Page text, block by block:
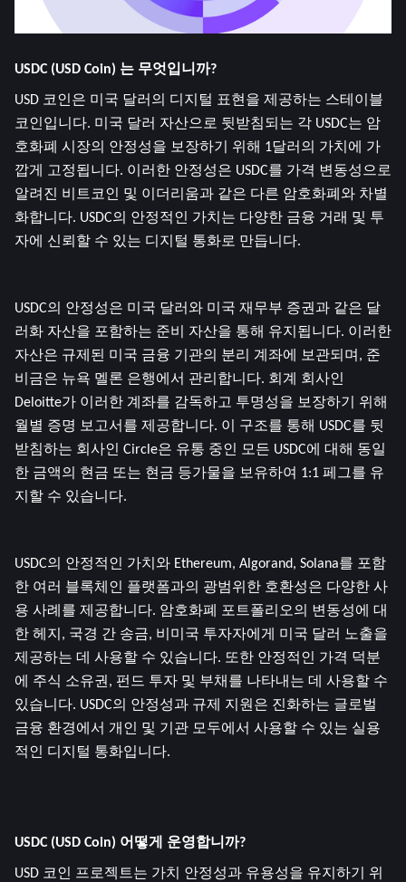
USDC (USD Coin) 는 무엇입니까?
USD 코인은 미국 달러의 디지털 표현을 제공하는 스테이블
코인입니다. 미국 달러 자산으로 뒷받침되는 각 USDC는 암
호화폐 시장의 안정성을 보장하기 위해 1달러의 가치에 가
깝게 고정됩니다. 이러한 안정성은 USDC를 가격 변동성으로
알려진 비트코인 ​​및 이더리움과 같은 다른 암호화폐와 차별
화합니다. USDC의 안정적인 가치는 다양한 금융 거래 및 투
자에 신뢰할 수 있는 디지털 통화로 만듭니다.
USDC의 안정성은 미국 달러와 미국 재무부 증권과 같은 달
러화 자산을 포함하는 준비 자산을 통해 유지됩니다. 이러한
자산은 규제된 미국 금융 기관의 분리 계좌에 보관되며, 준
비금은 뉴욕 멜론 은행에서 관리합니다. 회계 회사인
Deloitte가 이러한 계좌를 감독하고 투명성을 보장하기 위해
월별 증명 보고서를 제공합니다. 이 구조를 통해 USDC를 뒷
받침하는 회사인 Circle은 유통 중인 모든 USDC에 대해 동일
한 금액의 현금 또는 현금 등가물을 보유하여 1:1 페그를 유
지할 수 있습니다.
USDC의 안정적인 가치와 Ethereum, Algorand, Solana를 포함
한 여러 블록체인 플랫폼과의 광범위한 호환성은 다양한 사
용 사례를 제공합니다. 암호화폐 포트폴리오의 변동성에 대
한 헤지, 국경 간 송금, 비미국 투자자에게 미국 달러 노출을
제공하는 데 사용할 수 있습니다. 또한 안정적인 가격 덕분
에 주식 소유권, 펀드 투자 및 부채를 나타내는 데 사용할 수
있습니다. USDC의 안정성과 규제 지원은 진화하는 글로벌
금융 환경에서 개인 및 기관 모두에서 사용할 수 있는 실용
적인 디지털 통화입니다.
USDC (USD Coin) 어떻게 운영합니까?
USD 코인 프로젝트는 가치 안정성과 유용성을 유지하기 위